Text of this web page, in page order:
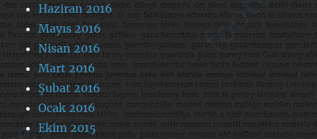
Haziran 2016
Mayıs 2016
Nisan 2016
Mart 2016
Şubat 2016
Ocak 2016
Ekim 2015